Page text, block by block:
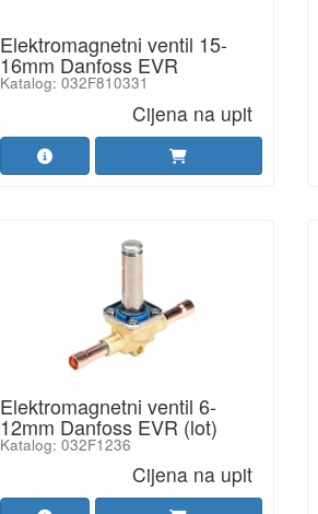
Elektromagnetni ventil 15-
16mm Danfoss EVR
Katalog: 032F810331
Cijena na upit
Elektromagnetni ventil 6-
12mm Danfoss EVR (lot)
Katalog: 032F1236
Cijena na upit